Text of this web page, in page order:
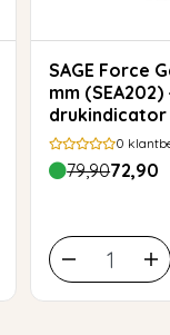
SAGE Force Gauge Tamper 54
mm
drukindicator
0
79,9072,90